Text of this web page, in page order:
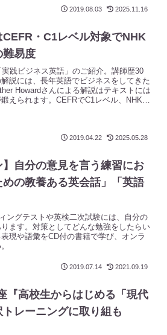
2019.08.03 2025.11.16
CEFR・C1レベル対象でNHK
難易度
践ビジネス英語」のご紹介。講師歴30
説には、長年英語でビジネスをしてきた
Howardさんによる解説はテキストには
えられます。CEFRでC1レベル、NHK講
2019.04.22 2025.05.28
】自分の意見を言う練習にお
の教養ある英会話」「英語
ングテストや英検二次試験には、自分の
ます。対策としてどんな勉強をしたらい
現や語彙をCD付の書籍で学び、オンラ
2019.07.14 2021.09.19
『高校生からはじめる「現代
レーニングに取り組も